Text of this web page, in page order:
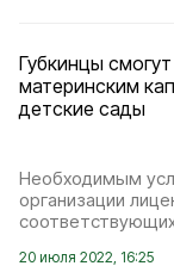
Губкинцы
материнским
детские сады
Необходимым
организации
20 июля 2022, 16:25